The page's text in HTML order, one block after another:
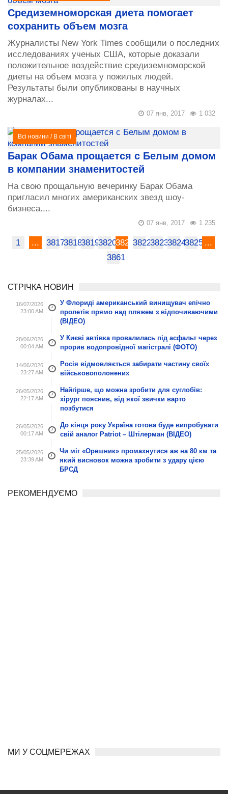
Средиземноморская диета помогает
сохранить объем мозга
Журналисты New York Times сообщили о последних
исследованиях ученых США, которые доказали
положительное воздействие средиземноморской
диеты на объем мозга у пожилых людей.
Результаты были опубликованы в научных
журналах...
1 032
07 янв, 2017
Всі новини / В світі
Барак Обама прощается с Белым домом
в компании знаменитостей
На свою прощальную вечеринку Барак Обама
пригласил многих американских звезд шоу-
бизнеса....
1 235
07 янв, 2017
1 ... 381738183819382038213822382338243825 ...
3861
СТРІЧКА НОВИН
16/07/2026
23:00 AM
У Флориді американський винищувач епічно
пролетів прямо над пляжем з відпочиваючими
(ВІДЕО)
28/06/2026
00:04 AM
У Києві автівка провалилась під асфальт через
прорив водопровідної магістралі (ФОТО)
14/06/2026
23:27 AM
Росія відмовляється забирати частину своїх
військовополонених
26/05/2026
22:17 AM
Найгірше, що можна зробити для суглобів:
хірург пояснив, від якої звички варто
позбутися
26/05/2026
00:17 AM
До кінця року Україна готова буде випробувати
свій аналог Patriot – Штілерман (ВІДЕО)
25/05/2026
23:39 AM
Чи міг «Орешник» промахнутися аж на 80 км та
який висновок можна зробити з удару цією
БРСД
РЕКОМЕНДУЄМО
МИ У СОЦМЕРЕЖАХ